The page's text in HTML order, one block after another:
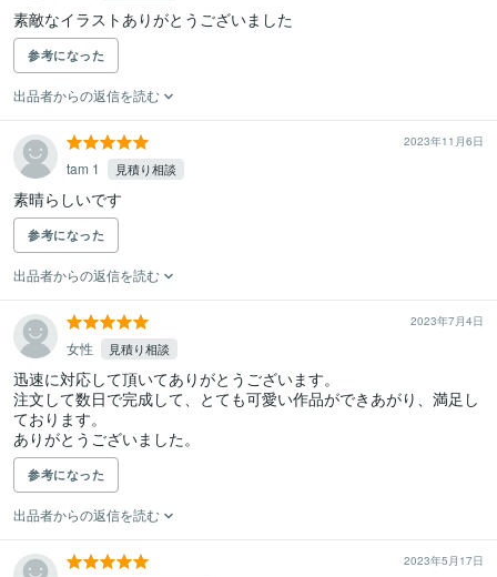
素敵なイラストありがとうございました
参考になった
出品者からの返信を読む
2023年11月6日
tam 1 見積り相談
参考になった
出品者からの返信を読む
2023年7月4日
女性 見積り相談
迅速に対応して頂いてありがとうございます。
注文して数日で完成して、とても可愛い作品ができあがり、満足し
ております。
ありがとうございました。
参考になった
出品者からの返信を読む
2023年5月17日